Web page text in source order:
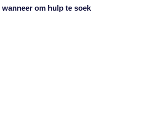
om hulp te soek